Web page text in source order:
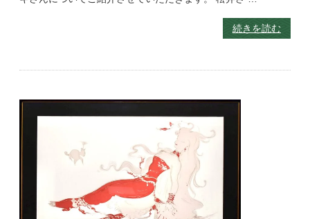
続きを読む